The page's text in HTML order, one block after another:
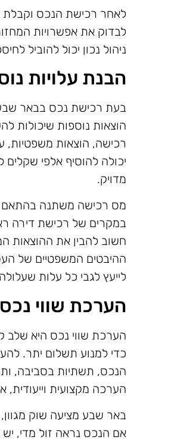
לאחר רכישת הנכס
לבדוק את אפשרויות
ניהול נכון יכול להוביל
הבנת עלויות
בעת רכישת נכס בבאר
הוצאות נוספות שיכולות
רכישה, הוצאות משפטיות,
יכולה להוסיף אלפי
מדויק.
מס רכישה משתנה בהתאם
במקרים של רכישת דירה
חשוב להבין את ההוצאות
ההיבטים המשפטיים של
לייעץ לגבי כל עלות
הערכת שווי נכס
הערכת שווי נכס היא שלב
כדי למנוע תשלום יתר.
הנכס, תשתיות בסביבה,
הערכה מקצועית וייעודית,
באר שבע מציעה שוק
אם הנכס נראה זול מדי, יש